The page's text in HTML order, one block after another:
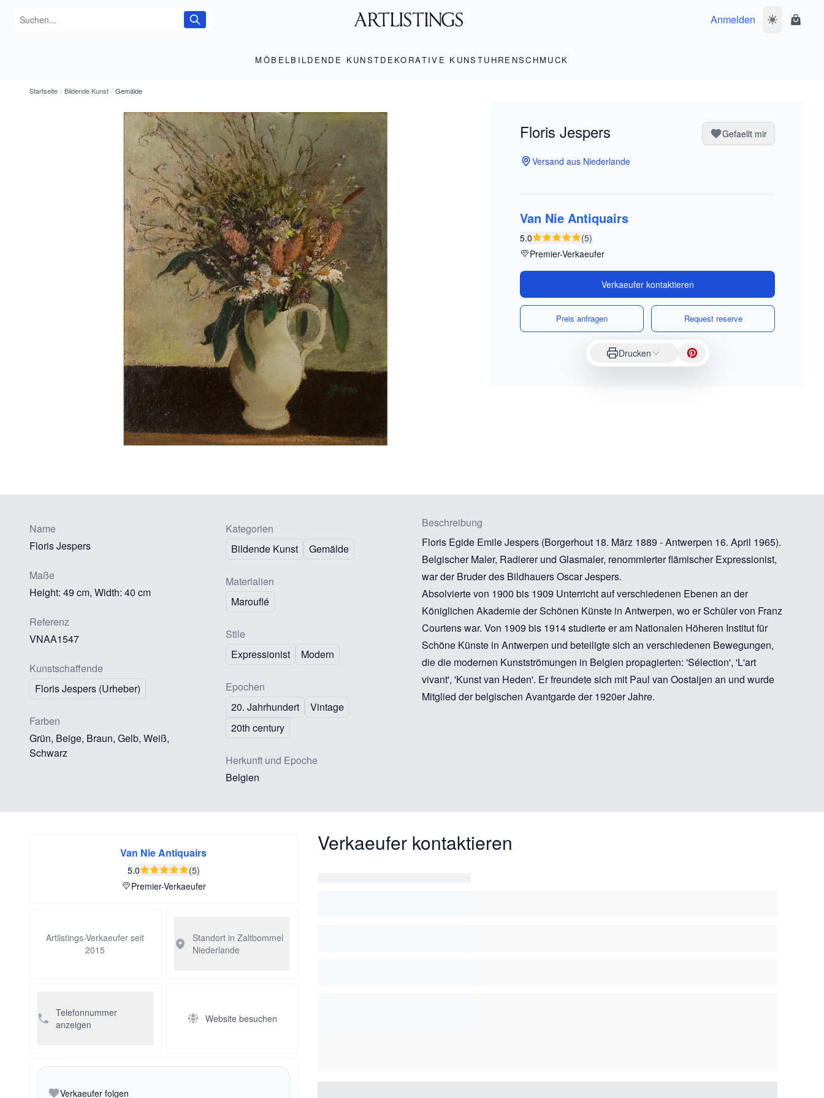
Anmelden
MÖBELBILDENDE KUNSTDEKORATIVE KUNSTUHRENSCHMUCK
Startseite / Bildende Kunst / Gemälde
Floris Jespers Gefaellt mir
Versand aus Niederlande
Van Nie Antiquairs
5.0
(5)
Premier-Verkaeufer
Verkaeufer kontaktieren
Preis anfragen Request reserve
Drucken
Name
Floris Jespers
Maße
Height: 49 cm, Width: 40 cm
Referenz
VNAA1547
Kunstschaffende
Floris Jespers (Urheber)
Farben
Grün, Beige, Braun, Gelb, Weiß,
Schwarz
Kategorien
Bildende Kunst
Gemälde
Materialien
Marouflé
Stile
Expressionist
Modern
Epochen
20. Jahrhundert
Vintage
20th century
Herkunft und Epoche
Belgien
Beschreibung
Floris Egide Emile Jespers (Borgerhout 18. März 1889 - Antwerpen 16. April 1965).
Belgischer Maler, Radierer und Glasmaler, renommierter flämischer Expressionist,
war der Bruder des Bildhauers Oscar Jespers.
Absolvierte von 1900 bis 1909 Unterricht auf verschiedenen Ebenen an der
Königlichen Akademie der Schönen Künste in Antwerpen, wo er Schüler von Franz
Courtens war. Von 1909 bis 1914 studierte er am Nationalen Höheren Institut für
Schöne Künste in Antwerpen und beteiligte sich an verschiedenen Bewegungen,
die die modernen Kunstströmungen in Belgien propagierten: 'Sélection', 'L'art
vivant', 'Kunst van Heden'. Er freundete sich mit Paul van Oostaijen an und wurde
Mitglied der belgischen Avantgarde der 1920er Jahre.
Van Nie Antiquairs
5.0
(5)
Premier-Verkaeufer
Artlistings-Verkaeufer seit
2015
Standort in Zaltbommel
Niederlande
Telefonnummer
anzeigen
Website besuchen
Verkaeufer folgen
Verkaeufer kontaktieren